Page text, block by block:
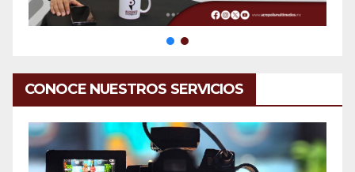
CONOCE NUESTROS SERVICIOS